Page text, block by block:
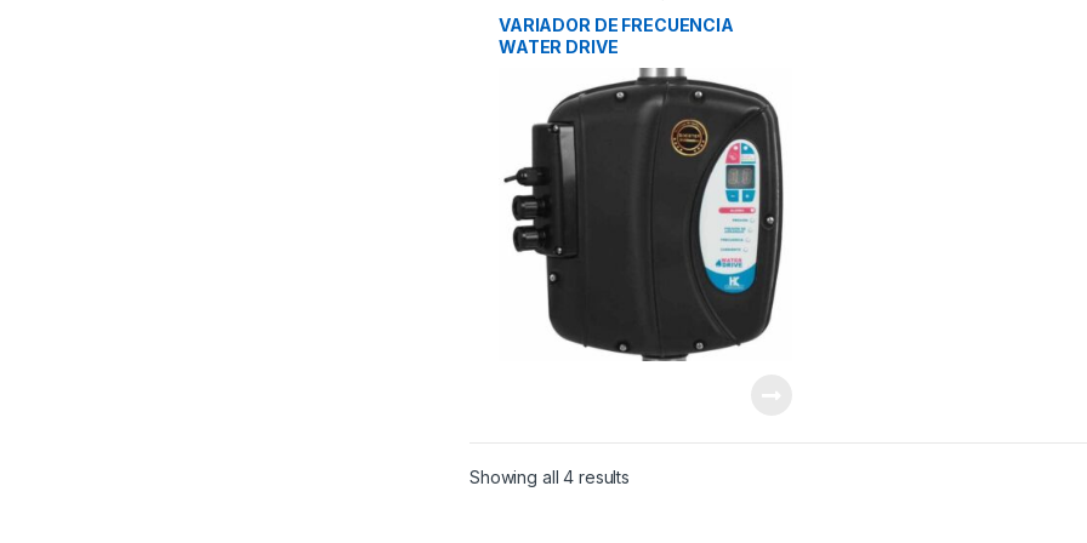
VARIADORES DE
FRECUENCIA
VARIADOR DE FRECUENCIA
WATER DRIVE
Showing all 4 results